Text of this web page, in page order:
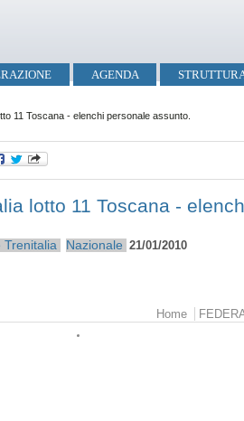
AGENDA
11 Toscana - elenchi personale assunto.
lotto 11 Toscana -
Trenitalia Nazionale 21/01/2010
Home